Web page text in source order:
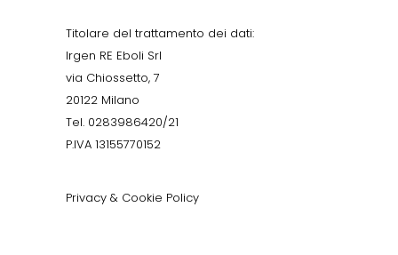
Titolare del trattamento dei dati:
Irgen RE Eboli Srl
via Chiossetto, 7
20122 Milano
Tel. 0283986420/21
P.IVA 13155770152
Privacy & Cookie Policy